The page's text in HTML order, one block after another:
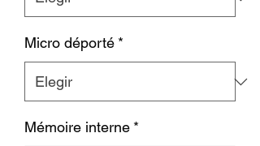
Micro déporté *
Mémoire interne *